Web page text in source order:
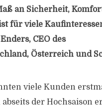
an Sicherheit,
für viele
CEO des
Österreich und
viele Kunden
der Hochsaison